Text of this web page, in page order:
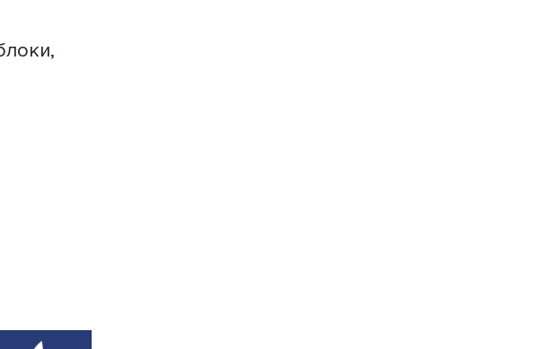
первое
свыше
164 тыс. тонн.
репа, свекла,
тыс. тонн, лук и
на